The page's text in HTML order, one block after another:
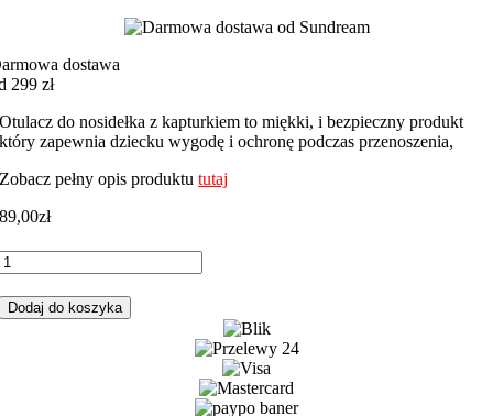
dostawa
299 zł
Otulacz do nosidełka z kapturkiem to miękki, i bezpieczny produkt
który zapewnia dziecku wygodę i ochronę podczas przenoszenia,
Zobacz pełny opis produktututaj
89,00zł
Dodaj do koszyka